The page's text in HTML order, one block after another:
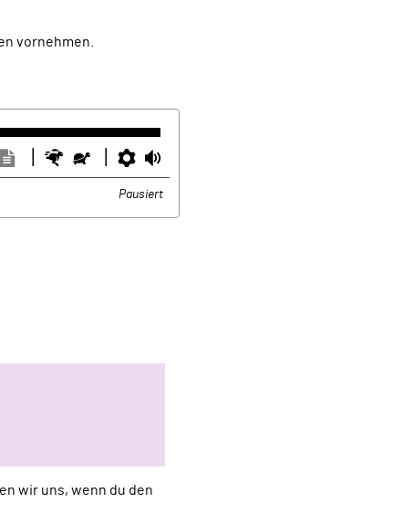
vornehmen.
Untertitel
Transkription
Schneller
LangsamerEinstellungen
Pausiert
wir uns, wenn du den